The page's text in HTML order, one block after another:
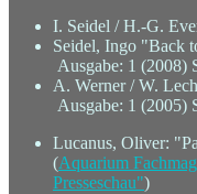
I. Seidel / H.-G.
Seidel, Ingo "Back
Ausgabe: 1 (2008)
A. Werner / W.
Ausgabe: 1 (2005)
Lucanus, Oliver:
(Aquarium
Presseschau")